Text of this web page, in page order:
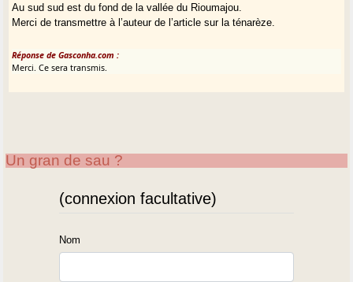
Au sud sud est du fond de la vallée du Rioumajou.
Merci de transmettre à l’auteur de l’article sur la ténarèze.
Réponse de Gasconha.com :
Merci. Ce sera transmis.
Un gran de sau ?
(connexion facultative)
Nom